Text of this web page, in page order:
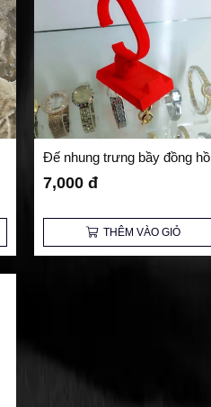
Đế nhung trưng bầy đồng hồ
7,000 đ
THÊM VÀO GIỎ